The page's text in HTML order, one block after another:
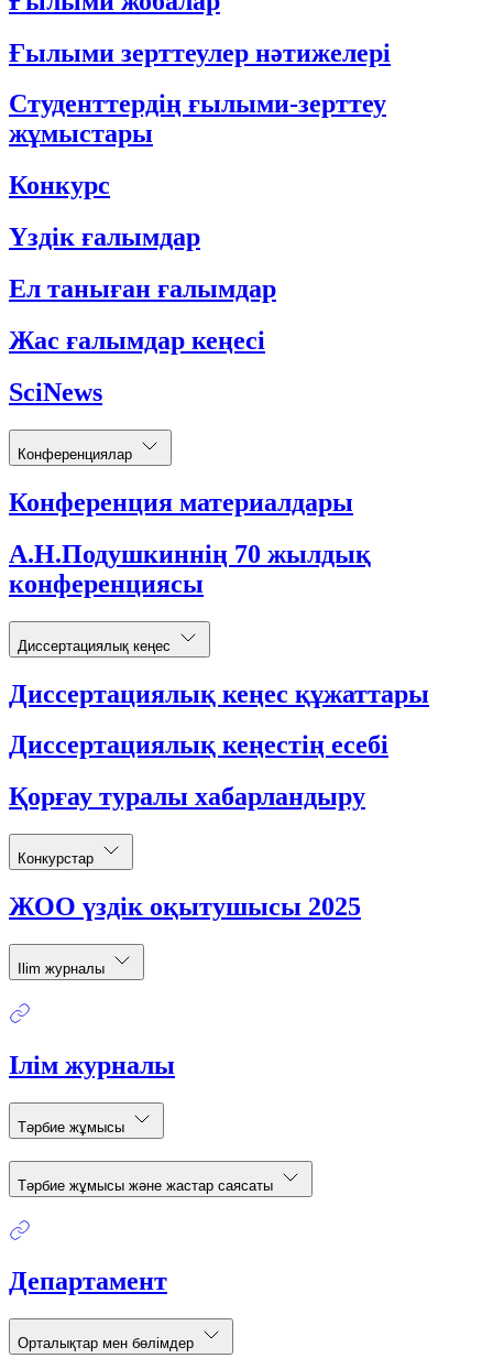
Ғылыми зерттеулер нәтижелері
Студенттердің ғылыми-зерттеу
жұмыстары
Конкурс
Үздік ғалымдар
Ел таныған ғалымдар
Жас ғалымдар кеңесі
SciNews
Конференциялар
Конференция материалдары
А.Н.Подушкиннің 70 жылдық
конференциясы
Диссертациялық кеңес
Диссертациялық кеңес құжаттары
Диссертациялық кеңестің есебі
Қорғау туралы хабарландыру
Конкурстар
ЖОО үздік оқытушысы 2025
Ilim журналы
Ілім журналы
Тәрбие жұмысы
Тәрбие жұмысы және жастар саясаты
Департамент
Орталықтар мен бөлімдер